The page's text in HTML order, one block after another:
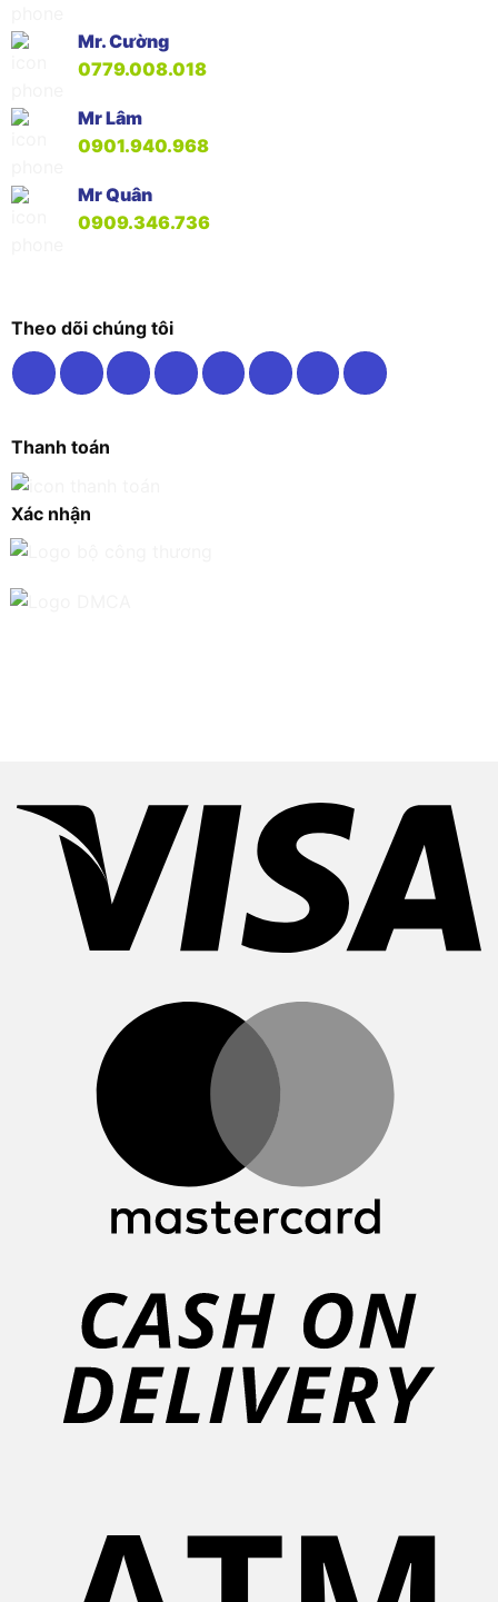
Mr. Cường
0779.008.018
Mr Lâm
0901.940.968
Mr Quân
0909.346.736
Theo dõi chúng tôi
Thanh toán
Xác nhận